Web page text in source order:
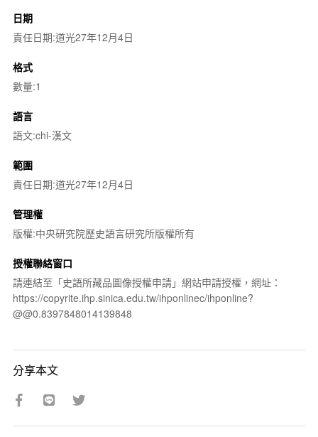
日期
責任日期:道光27年12月4日
格式
數量:1
語言
語文:chi-漢文
範圍
責任日期:道光27年12月4日
管理權
版權:中央研究院歷史語言研究所版權所有
授權聯絡窗口
請連結至「史語所藏品圖像授權申請」網站申請授權，網址：
https://copyrite.ihp.sinica.edu.tw/ihponlinec/ihponline?
@@0.8397848014139848
分享本文